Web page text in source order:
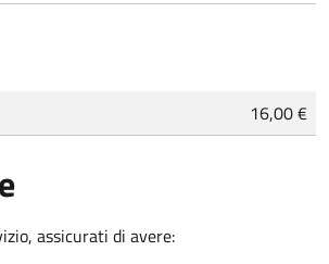
16,00 €
assicurati di avere: